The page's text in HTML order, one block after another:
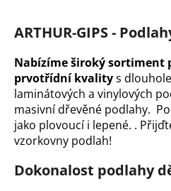
ARTHUR-GIPS -
Nabízíme široký sortiment
prvotřídní kvalitys
laminátových a vinylových
masivní dřevěné podlahy.
jako plovoucí i lepené. .
vzorkovny podlah!
Dokonalost podlahy
e
n
a
j
í
t
?